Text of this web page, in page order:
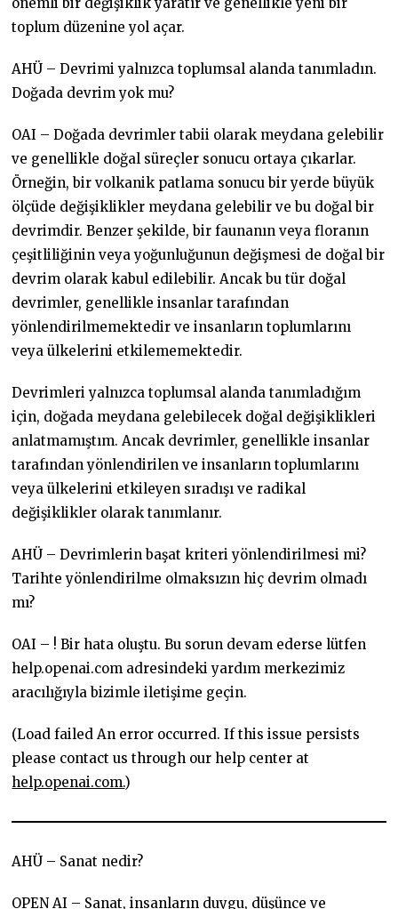
toplum düzenine yol açar.
AHÜ – Devrimi yalnızca toplumsal alanda tanımladın.
Doğada devrim yok mu?
OAI – Doğada devrimler tabii olarak meydana gelebilir
ve genellikle doğal süreçler sonucu ortaya çıkarlar.
Örneğin, bir volkanik patlama sonucu bir yerde büyük
ölçüde değişiklikler meydana gelebilir ve bu doğal bir
devrimdir. Benzer şekilde, bir faunanın veya floranın
çeşitliliğinin veya yoğunluğunun değişmesi de doğal bir
devrim olarak kabul edilebilir. Ancak bu tür doğal
devrimler, genellikle insanlar tarafından
yönlendirilmemektedir ve insanların toplumlarını
veya ülkelerini etkilememektedir.
Devrimleri yalnızca toplumsal alanda tanımladığım
için, doğada meydana gelebilecek doğal değişiklikleri
anlatmamıştım. Ancak devrimler, genellikle insanlar
tarafından yönlendirilen ve insanların toplumlarını
veya ülkelerini etkileyen sıradışı ve radikal
değişiklikler olarak tanımlanır.
AHÜ – Devrimlerin başat kriteri yönlendirilmesi mi?
Tarihte yönlendirilme olmaksızın hiç devrim olmadı
mı?
OAI – ! Bir hata oluştu. Bu sorun devam ederse lütfen
help.openai.com adresindeki yardım merkezimiz
aracılığıyla bizimle iletişime geçin.
(Load failed An error occurred. If this issue persists
please contact us through our help center at
help.openai.com.)
AHÜ – Sanat nedir?
OPEN AI – Sanat, insanların duygu, düşünce ve